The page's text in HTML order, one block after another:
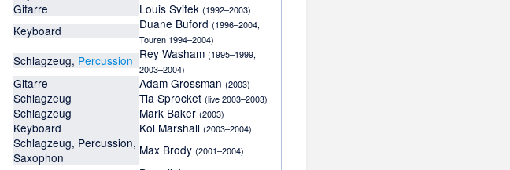
Gitarre Louis Svitek(1992–2003)
Keyboard Duane Buford(1996–2004,
Touren 1994–2004)
Schlagzeug, Percussion Rey Washam(1995–1999,
2003–2004)
Gitarre Adam Grossman(2003)
Schlagzeug Tia Sprocket(live 2003–2003)
Schlagzeug Mark Baker(2003)
Keyboard Kol Marshall(2003–2004)
Schlagzeug, Percussion,
Saxophon
Max Brody(2001–2004)